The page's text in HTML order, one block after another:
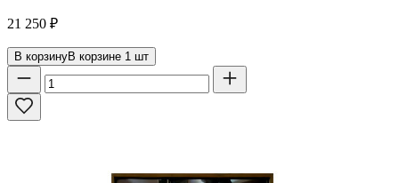
21 250 ₽
В корзинуВ корзине 1 шт